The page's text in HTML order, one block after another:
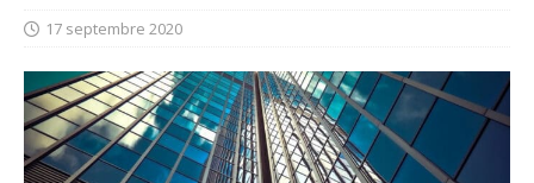
17 septembre 2020